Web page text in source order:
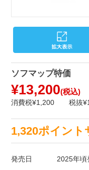
ソフマップ特価
¥13,200(税込)
消費税¥1,200 税抜
1,320ポイン
発売日 2025年頃